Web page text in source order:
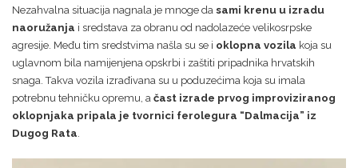
Nezahvalna situacija nagnala je mnoge da sami krenu u izradu
naoružanja i sredstava za obranu od nadolazeće velikosrpske
agresije. Među tim sredstvima našla su se i oklopna vozila koja su
uglavnom bila namijenjena opskrbi i zaštiti pripadnika hrvatskih
snaga. Takva vozila izrađivana su u poduzećima koja su imala
potrebnu tehničku opremu, a čast izrade prvog improviziranog
oklopnjaka pripala je tvornici ferolegura “Dalmacija” iz
Dugog Rata.